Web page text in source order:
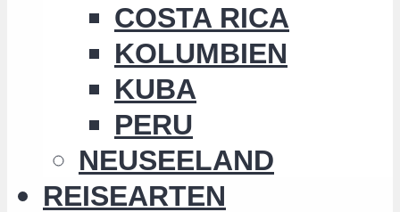
COSTA RICA
KOLUMBIEN
KUBA
PERU
NEUSEELAND
REISEARTEN